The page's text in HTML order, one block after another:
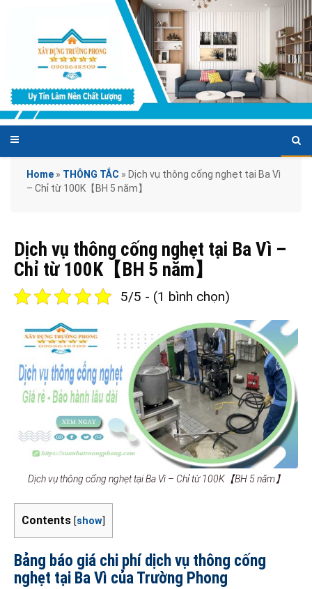
Home » THÔNG TẮC » Dịch vụ thông cống nghẹt tại Ba Vì
– Chỉ từ 100K【BH 5 năm】
Dịch vụ thông cống nghẹt tại Ba Vì –
Chỉ từ 100K【BH 5 năm】
5/5 - (1 bình chọn)
Dịch vụ thông cống nghẹt tại Ba Vì – Chỉ từ 100K【BH 5 năm】
Contents [show]
Bảng báo giá chi phí dịch vụ thông cống
nghẹt tại Ba Vì của Trường Phong